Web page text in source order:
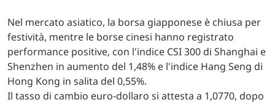
Nel mercato asiatico, la borsa giapponese è chiusa per
festività, mentre le borse cinesi hanno registrato
performance positive, con l'indice CSI 300 di Shanghai e
Shenzhen in aumento del 1,48% e l'indice Hang Seng di
Hong Kong in salita del 0,55%.
Il tasso di cambio euro-dollaro si attesta a 1,0770, dopo